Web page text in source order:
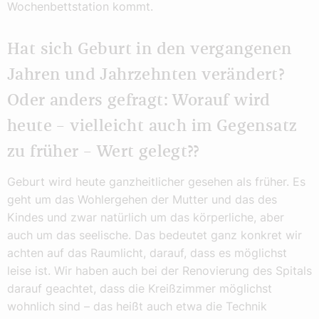
Wochenbettstation kommt.
Hat sich Geburt in den vergangenen
Jahren und Jahrzehnten verändert?
Oder anders gefragt: Worauf wird
heute – vielleicht auch im Gegensatz
zu früher – Wert gelegt??
Geburt wird heute ganzheitlicher gesehen als früher. Es
geht um das Wohlergehen der Mutter und das des
Kindes und zwar natürlich um das körperliche, aber
auch um das seelische. Das bedeutet ganz konkret wir
achten auf das Raumlicht, darauf, dass es möglichst
leise ist. Wir haben auch bei der Renovierung des Spitals
darauf geachtet, dass die Kreißzimmer möglichst
wohnlich sind – das heißt auch etwa die Technik